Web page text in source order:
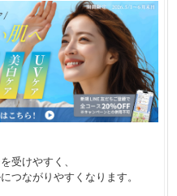
受けやすく、
つながりやすくなります。